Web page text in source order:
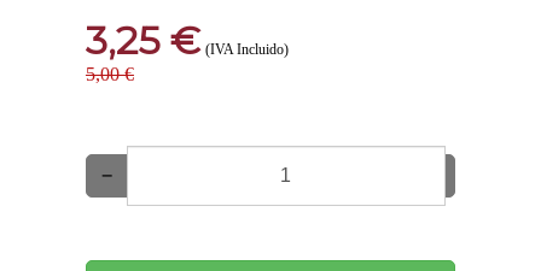
3,25 € (IVA Incluido)
5,00 €
−